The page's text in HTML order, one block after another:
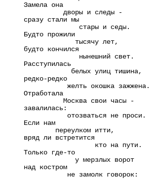
Замела она
дворы и следы -
сразу стали мы
стары и седы.
Будто прожили
тысячу лет,
будто кончился
нынешний свет.
Расступилась
белых улиц тишина,
редко-редко
желть окошка зажжена.
Отработала
Москва свои часы -
завалилась:
отозваться не проси.
Если нам
переулком итти,
вряд ли встретится
кто на пути.
Только где-то
у мерзлых ворот
над костром
не замолк говорок: